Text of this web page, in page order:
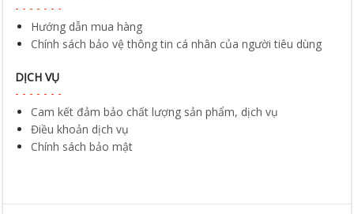
Hướng dẫn mua hàng
Chính sách bảo vệ thông tin cá nhân của người tiêu dùng
DỊCH VỤ
Cam kết đảm bảo chất lượng sản phẩm, dịch vụ
Điều khoản dịch vụ
Chính sách bảo mật